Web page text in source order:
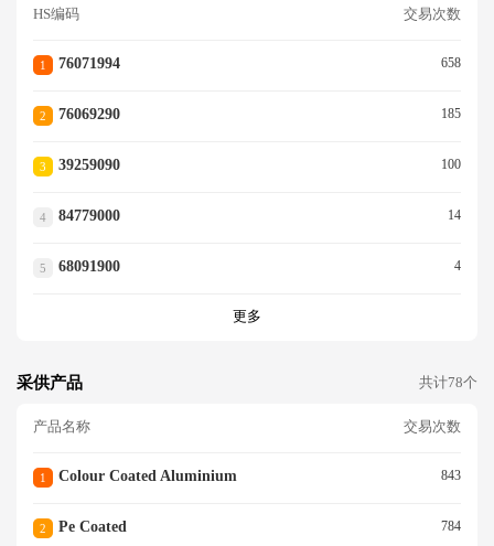
HS编码 交易次数
1 76071994 658
2 76069290 185
3 39259090 100
4 84779000 14
5 68091900 4
更多
采供产品 共计78个
产品名称 交易次数
1 Colour Coated Aluminium 843
2 Pe Coated 784